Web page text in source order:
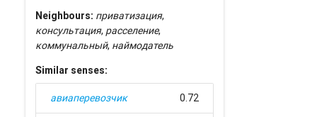
Neighbours: приватизация,
консультация, расселение,
коммунальный, наймодатель
Similar senses:
авиаперевозчик 0.72